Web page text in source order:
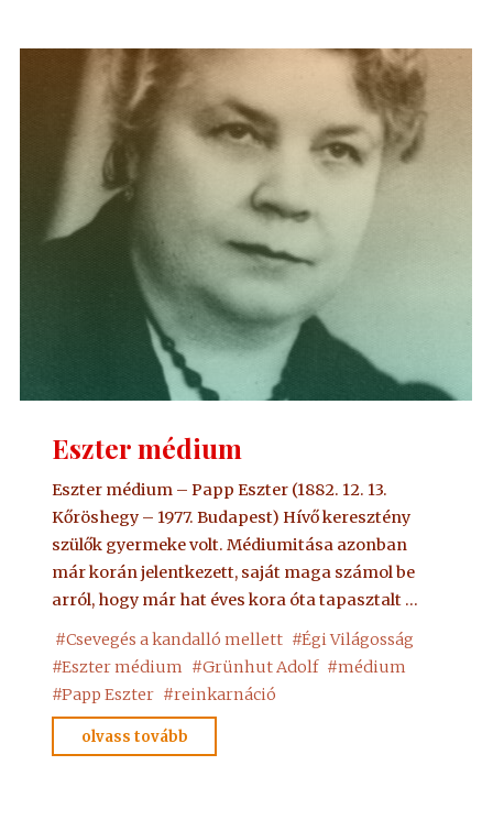
Eszter médium
Eszter médium – Papp Eszter (1882. 12. 13.
Kőröshegy – 1977. Budapest) Hívő keresztény
szülők gyermeke volt. Médiumitása azonban
már korán jelentkezett, saját maga számol be
arról, hogy már hat éves kora óta tapasztalt …
#Csevegés a kandalló mellett #Égi Világosság
#Eszter médium #Grünhut Adolf #médium
#Papp Eszter #reinkarnáció
olvass tovább
médium"